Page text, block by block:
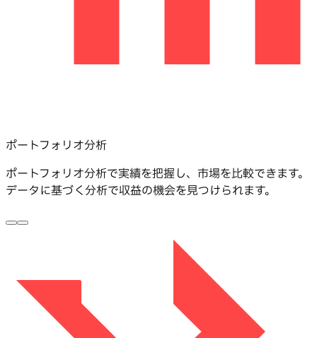
ポートフォリオ分析
ポートフォリオ分析で実績を把握し、市場を比較できます。
データに基づく分析で収益の機会を見つけられます。